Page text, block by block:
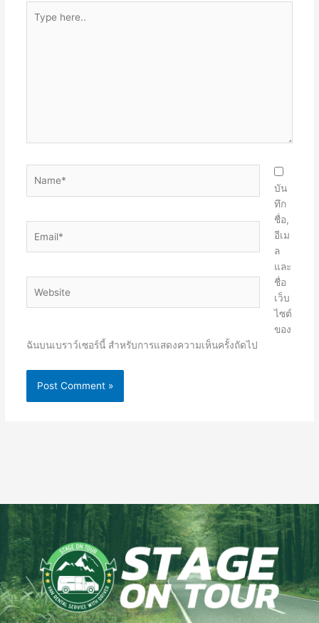
here..
บัน
ทึก
ชื่อ,
อีเม
ล
และ
ชื่อ
เว็บ
ไซต์
ของ
ฉันบนเบราว์เซอร์นี้ สำหรับการแสดงความเห็นครั้งถัดไป